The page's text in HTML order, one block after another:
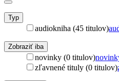
Typ
audiokniha (45 titulov)
Zobraziť iba
novinky (0 titulov)
zľavnené tituly (0 titulov)